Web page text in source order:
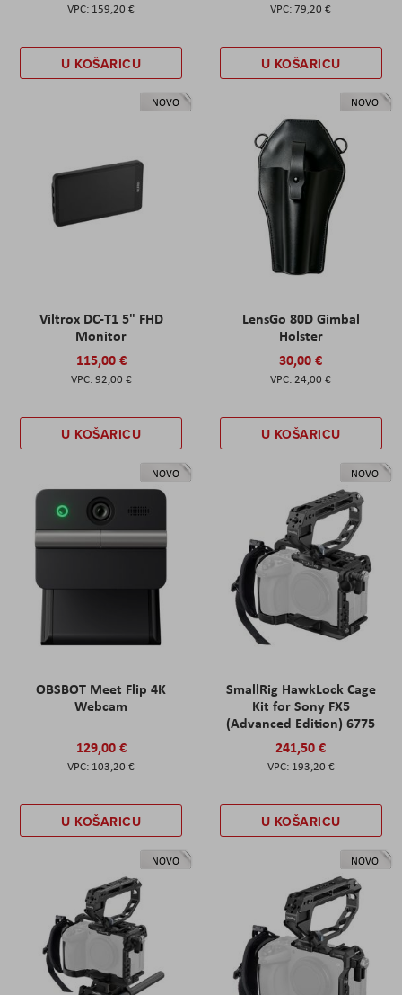
159,20 €
U KOŠARICU
79,20 €
U KOŠARICU
NOVO
Viltrox DC-T1 5" FHD
Monitor
115,00 €
92,00 €
U KOŠARICU
NOVO
LensGo 80D Gimbal
Holster
30,00 €
24,00 €
U KOŠARICU
NOVO
OBSBOT Meet Flip 4K
Webcam
129,00 €
103,20 €
U KOŠARICU
NOVO
SmallRig HawkLock Cage
Kit for Sony FX5
(Advanced Edition) 6775
241,50 €
193,20 €
U KOŠARICU
NOVO NOVO